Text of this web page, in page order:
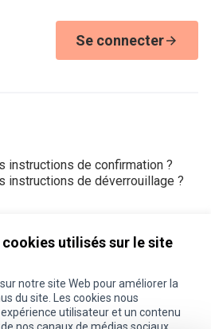
utilisés sur le site
notre site Web pour améliorer la
du site. Les cookies nous
utilisateur et un contenu
Se connecter
instructions de confirmation ?
instructions de déverrouillage ?
Instagram